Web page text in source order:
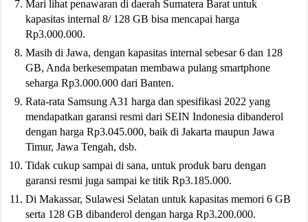
Mari lihat penawaran di daerah Sumatera Barat untuk
kapasitas internal 8/ 128 GB bisa mencapai harga
Rp3.000.000.
Masih di Jawa, dengan kapasitas internal sebesar 6 dan 128
GB, Anda berkesempatan membawa pulang smartphone
seharga Rp3.000.000 dari Banten.
Rata-rata Samsung A31 harga dan spesifikasi 2022 yang
mendapatkan garansi resmi dari SEIN Indonesia dibanderol
dengan harga Rp3.045.000, baik di Jakarta maupun Jawa
Timur, Jawa Tengah, dsb.
Tidak cukup sampai di sana, untuk produk baru dengan
garansi resmi juga sampai ke titik Rp3.185.000.
Di Makassar, Sulawesi Selatan untuk kapasitas memori 6 GB
serta 128 GB dibanderol dengan harga Rp3.200.000.